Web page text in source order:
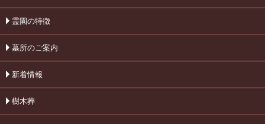
霊園の特徴
墓所のご案内
新着情報
樹木葬